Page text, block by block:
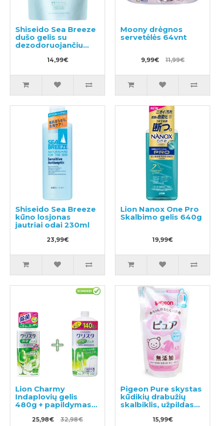
Shiseido Sea Breeze
dušo gelis su
dezodoruojančiu
efektu, užpildas
14,99€
Moony drėgnos
servetėlės 64vnt
9,99€ 11,99€
Shiseido Sea Breeze
kūno losjonas
jautriai odai 230ml
23,99€
Lion Nanox One Pro
Skalbimo gelis 640g
19,99€
Lion Charmy
Indaplovių gelis
480g + papildymas
25,98€ 32,98€
Pigeon Pure skystas
kūdikių drabužių
skalbiklis, užpildas
15,99€